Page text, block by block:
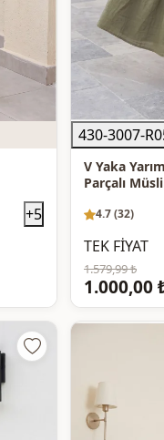
+5
430-3007-
V Yaka
Parçalı
4.7 (32)
TEK FİYAT
1.579,99 ₺
1.000,00